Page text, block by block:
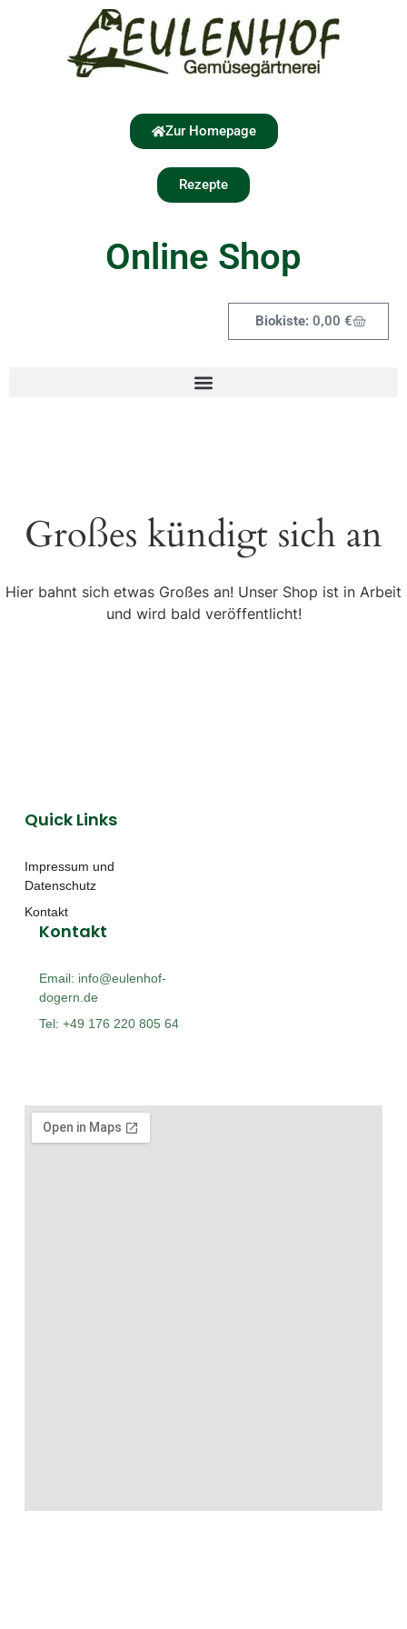
Zur Homepage
Rezepte
Online Shop
0,00 €
Großes kündigt sich an
Hier bahnt sich etwas Großes an! Unser Shop ist in Arbeit
und wird bald veröffentlicht!
Quick Links
Impressum und
Datenschutz
Kontakt
Kontakt
Email: info@eulenhof-
dogern.de
Tel: +49 176 220 805 64